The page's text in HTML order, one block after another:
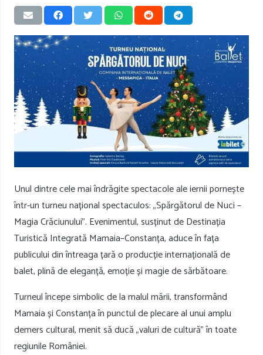
Unul dintre cele mai îndrăgite spectacole ale iernii pornește
într-un turneu național spectaculos: „Spărgătorul de Nuci –
Magia Crăciunului”. Evenimentul, susținut de Destinația
Turistică Integrată Mamaia–Constanța, aduce în fața
publicului din întreaga țară o producție internațională de
balet, plină de eleganță, emoție și magie de sărbătoare.
Turneul începe simbolic de la malul mării, transformând
Mamaia și Constanța în punctul de plecare al unui amplu
demers cultural, menit să ducă „valuri de cultură” în toate
regiunile României.